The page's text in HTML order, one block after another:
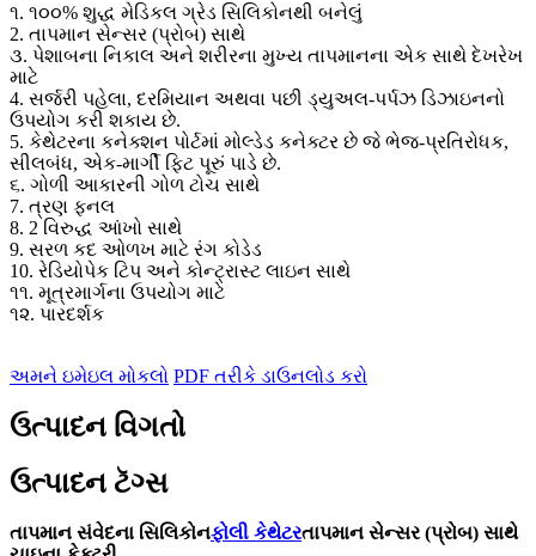
૧. ૧૦૦% શુદ્ધ મેડિકલ ગ્રેડ સિલિકોનથી બનેલું
2. તાપમાન સેન્સર (પ્રોબ) સાથે
૩. પેશાબના નિકાલ અને શરીરના મુખ્ય તાપમાનના એક સાથે દેખરેખ
માટે
4. સર્જરી પહેલા, દરમિયાન અથવા પછી ડ્યુઅલ-પર્પઝ ડિઝાઇનનો
ઉપયોગ કરી શકાય છે.
5. કેથેટરના કનેક્શન પોર્ટમાં મોલ્ડેડ કનેક્ટર છે જે ભેજ-પ્રતિરોધક,
સીલબંધ, એક-માર્ગી ફિટ પૂરું પાડે છે.
૬. ગોળી આકારની ગોળ ટોચ સાથે
7. ત્રણ ફનલ
8. 2 વિરુદ્ધ આંખો સાથે
9. સરળ કદ ઓળખ માટે રંગ કોડેડ
10. રેડિયોપેક ટિપ અને કોન્ટ્રાસ્ટ લાઇન સાથે
૧૧. મૂત્રમાર્ગના ઉપયોગ માટે
૧૨. પારદર્શક
અમને ઇમેઇલ મોકલો PDF તરીકે ડાઉનલોડ કરો
ઉત્પાદન વિગતો
ઉત્પાદન ટૅગ્સ
તાપમાન સંવેદના સિલિકોનફોલી કેથેટરતાપમાન સેન્સર (પ્રોબ) સાથે